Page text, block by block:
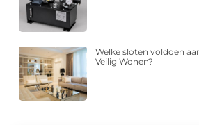
Welke sloten voldoen
Veilig Wonen?